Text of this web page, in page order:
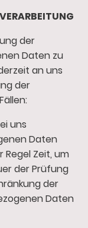
der
Daten zu
an uns
der
uns
Daten
Zeit, um
der Prüfung
der
Daten